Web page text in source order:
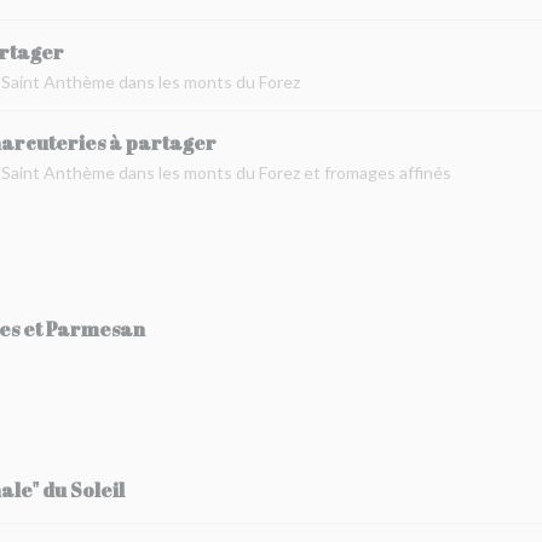
Anthème dans les monts du Forez
à partager
Anthème dans les monts du Forez et fromages affinés
et Parmesan
du Soleil